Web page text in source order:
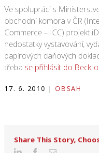
Ve spolupráci s
obchodní komora v ČR
Commerce – ICC) projekt
nedostatky vystavování,
papírových daňových
třeba se přihlásit do Beck-
17. 6. 2010 | OBSAH
Share This Story,